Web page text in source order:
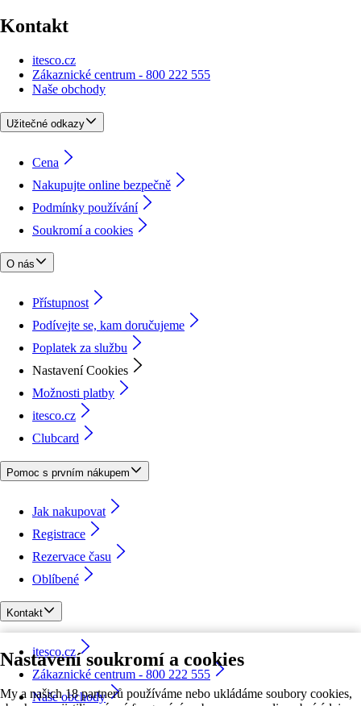
Nastavení soukromí a cookies
My a našich 18 partnerů používáme nebo ukládáme soubory cookies,
Kontakt
itesco.cz
Zákaznické centrum - 800 222 555
Naše obchody
Užitečné odkazy
Cena
Nakupujte online bezpečně
Podmínky používání
Soukromí a cookies
O nás
Přístupnost
Podívejte se, kam doručujeme
Poplatek za službu
Nastavení Cookies
Možnosti platby
itesco.cz
Clubcard
Pomoc s prvním nákupem
Jak nakupovat
Registrace
Rezervace času
Oblíbené
Kontakt
itesco.cz
Zákaznické centrum - 800 222 555
Naše obchody